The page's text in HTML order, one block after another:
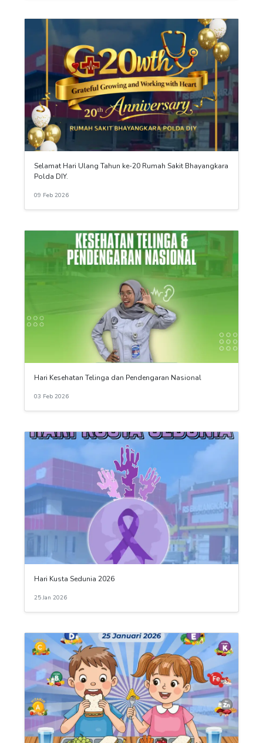
Selamat Hari Ulang Tahun ke-20 Rumah Sakit Bhayangkara
Polda DIY.
09 Feb 2026
Hari Kesehatan Telinga dan Pendengaran Nasional
03 Feb 2026
Hari Kusta Sedunia 2026
25 Jan 2026